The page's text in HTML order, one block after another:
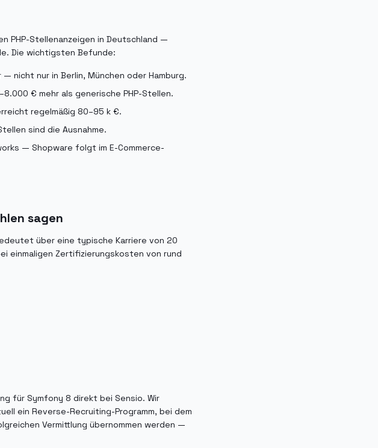
PHP-Stellenanzeigen in Deutschland —
Die wichtigsten Befunde:
nicht nur in Berlin, München oder Hamburg.
€ mehr als generische PHP-Stellen.
regelmäßig 80–95 k €.
sind die Ausnahme.
— Shopware folgt im E-Commerce-
sagen
über eine typische Karriere von 20
einmaligen Zertifizierungskosten von rund
für Symfony 8 direkt bei Sensio. Wir
ein Reverse-Recruiting-Programm, bei dem
Vermittlung übernommen werden —